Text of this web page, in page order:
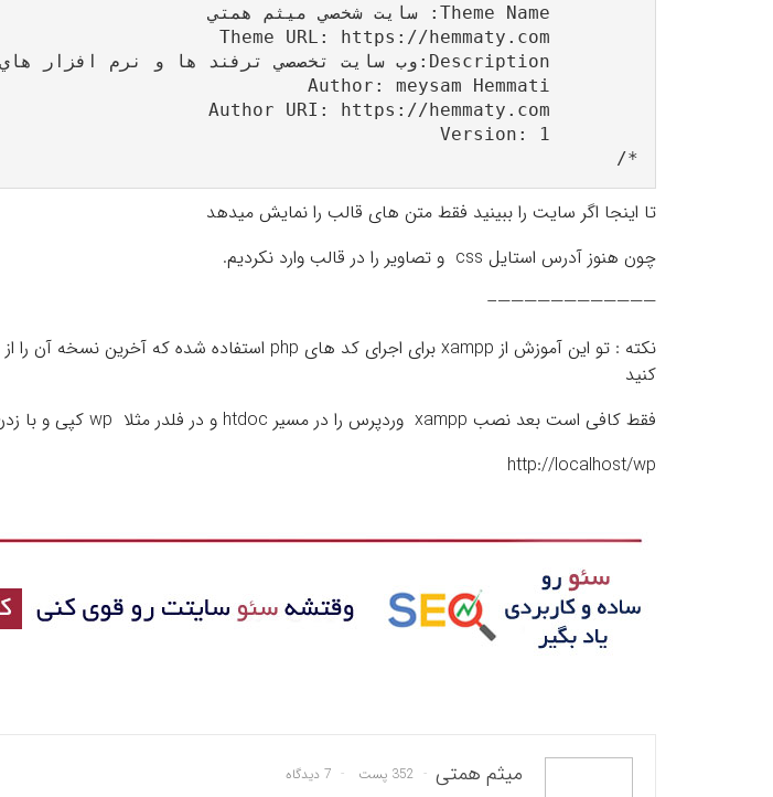
*/
تا اینجا اگر سایت را ببینید فقط متن های قالب را نمایش میدهد
چون هنوز آدرس استایل css و تصاویر را در قالب وارد نکردیم.
————————————–
نکته : تو این آموزش از xampp برای اجرای کد های php استفاده شده که آخرین نسخه آن را از
کنید
فقط کافی است بعد نصب xampp وردپرس را در مسیر htdoc و در فلدر مثلا wp کپی و با زدن لینک زیر نصب کنید
http://localhost/wp
میثم همتی 352 پست 7 دیدگاه